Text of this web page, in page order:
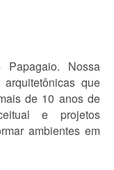
Nossa
que
de 10 anos de
e projetos
ambientes em